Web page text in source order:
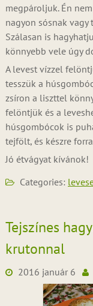
megpároljuk. Én
nagyon sósnak
Szálasan is
könnyebb vele úgy
A levest vízzel
tesszük a
zsíron a liszttel
felöntjük és a
húsgombócok is
tejfölt, és készre
Jó étvágyat kívánok!
Categories:
Tejszínes
krutonnal
2016 január 6